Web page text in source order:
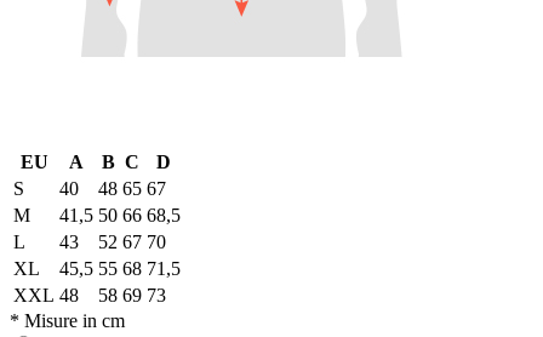
EU A B C
D
S
40 48 65 67
M
41,5 50 66 68,5
L
43 52 67 70
XL
45,5 55 68 71,5
XXL 48 58 69 73
* Misure in cm